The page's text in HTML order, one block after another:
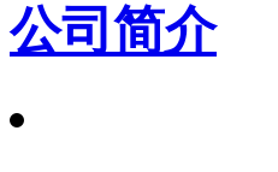
公司简介